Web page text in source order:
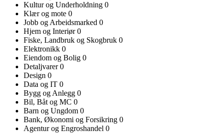
Kultur og Underholdning 0
Klær og mote 0
Jobb og Arbeidsmarked 0
Hjem og Interiør0
Fiske, Landbruk og Skogbruk 0
Elektronikk 0
Eiendom og Bolig 0
Detaljvarer0
Design 0
Data og IT 0
Bygg og Anlegg 0
Bil, Båt og MC 0
Barn og Ungdom 0
Bank, Økonomi og Forsikring 0
Agentur og Engroshandel 0